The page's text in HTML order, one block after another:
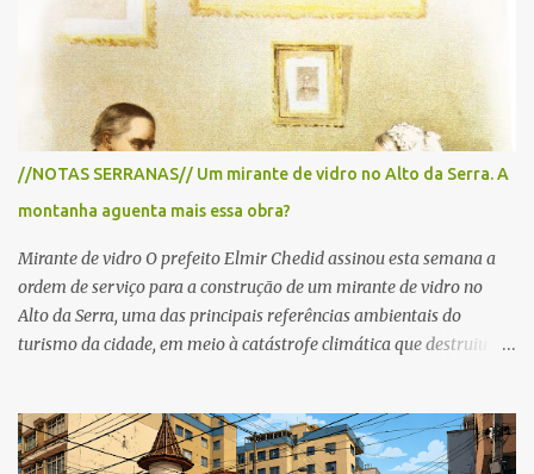
passando pelos municípios de Serra Negra, Amparo, Monte Alegre
do Sul, Lindoia e Socorro. Para garantir a segurança dos
participantes e do público, diversos trechos de rodovias e estradas
da região serão interditados temporariamente ao longo da prova.
A largada será na Rua Coronel Pedro Penteado, em Serra Negra,
para cerca de 2.000 ciclistas, às 6h30. De acordo com o
cronograma da organização e de todas as prefeituras envolvidas,
as interdições ocorrerão de forma programada e os trechos serão
//NOTAS SERRANAS// Um mirante de vidro no Alto da Serra. A
montanha aguenta mais essa obra?
Mirante de vidro O prefeito Elmir Chedid assinou esta semana a
ordem de serviço para a construção de um mirante de vidro no
Alto da Serra, uma das principais referências ambientais do
turismo da cidade, em meio à catástrofe climática que destruiu o
ambiental nas políticas públicas. Preservação permanente O Alto
da Serra está localizado em uma das Áreas de Preservação